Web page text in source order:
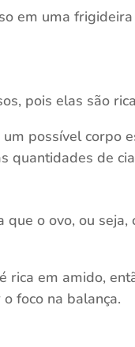
em uma
pois elas são
possível corpo
quantidades de
o ovo, ou seja,
rica em amido,
foco na balança.